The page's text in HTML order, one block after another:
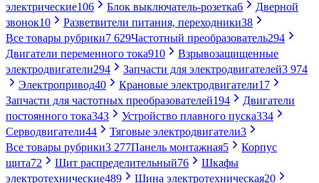
электрические106 Блок выключатель-розетка6
Дверной
звонок10 Разветвители питания, переходники38
Все товары рубрики7 629Частотный преобразователь294
Двигатели переменного тока910
Взрывозащищенные
электродвигатели294 Запчасти для электродвигателей3 974
Электропривод40 Крановые электродвигатели17
Запчасти для частотных преобразователей194
Двигатели
постоянного тока343 Устройство плавного пуска334
Серводвигатели44 Тяговые электродвигатели3
Все товары рубрики3 277Панель монтажная5
Корпус
щита72 Щит распределительный76
Шкафы
электротехнические489 Шина электротехническая20